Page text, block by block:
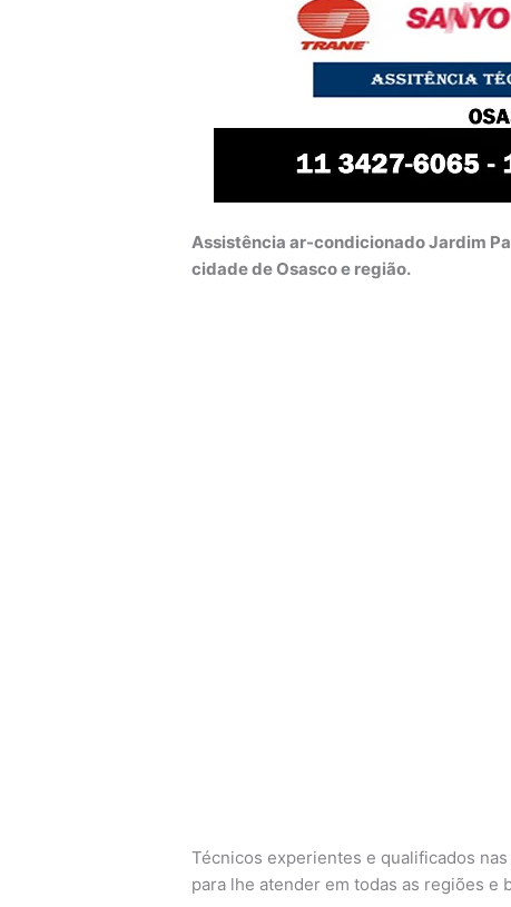
Assistência ar-condicionado Jardim
cidade de Osasco e região.
Técnicos experientes e qualificados
para lhe atender em todas as regiões e